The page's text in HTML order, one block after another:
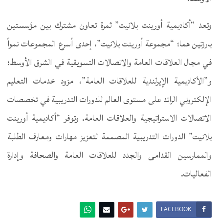
وتعد “أكاديمية أورينت بلانيت” ثمرة تعاون مشترك بين مؤسستين
بارزتين هما؛ “مجموعة أورينت بلانيت”، إحدى أسرع المجموعات نمواً
في مجال العلاقات العامة والاتصالات التسويقية في الشرق الأوسط؛
و”الأكاديمية الإيرلندية للعلاقات العامة”، مزود خدمات التعليم
الإلكتروني الرائد على مستوى العالم للدورات التدريبية في تخصصات
الاتصالات الاستراتيجية والعلاقات العامة. وتوفر “أكاديمية أورينت
بلانيت” الدورات التدريبية المصممة لتعزيز مهارات ومعارف الطلبة
والممارسين القدامى والجدد للعلاقات العامة والصحافة وإدارة
الفعاليات.
FACEBOOK